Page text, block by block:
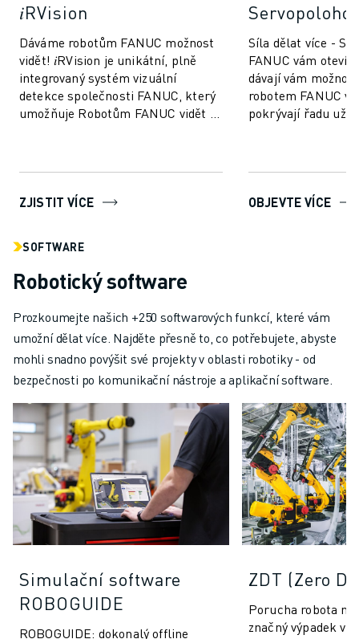
𝑖RVision
Dáváme robotům FANUC možnost
vidět! 𝑖RVision je unikátní, plně
integrovaný systém vizuální
detekce společnosti FANUC, který
umožňuje Robotům FANUC vidět -
ZJISTIT VÍCE
Síla dělat více -
FANUC vám
dávají vám
robotem FANUC
pokrývají řadu
OBJEVTE VÍCE
SOFTWARE
Robotický software
Prozkoumejte našich +250 softwarových funkcí, které vám
umožní dělat více. Najděte přesně to, co potřebujete, abyste
mohli snadno povýšit své projekty v oblasti robotiky - od
bezpečnosti po komunikační nástroje a aplikační software.
Simulační software
ROBOGUIDE
ROBOGUIDE: dokonalý offline
ZDT (Zero
Porucha robota
značný výpadek